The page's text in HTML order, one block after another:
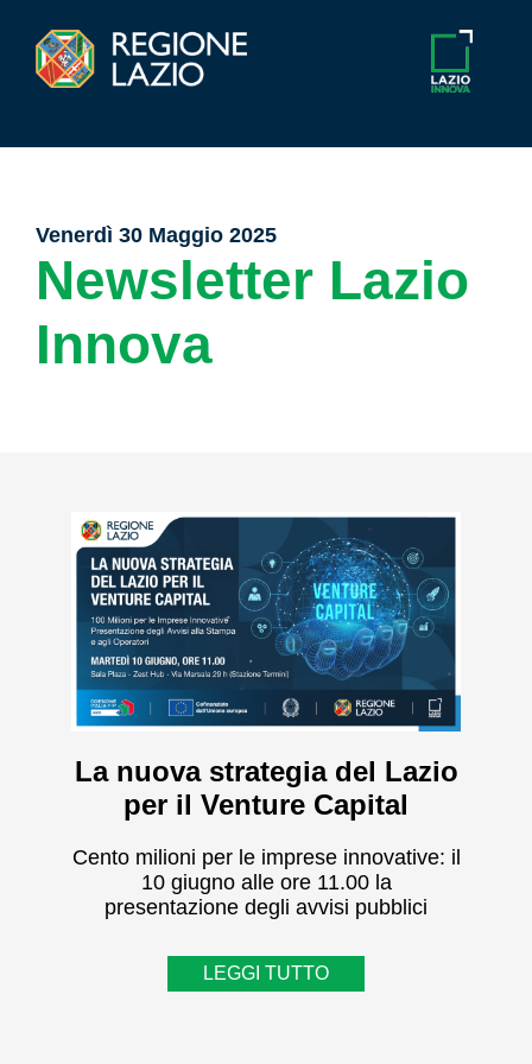
Venerdì 30 Maggio 2025
Newsletter Lazio
Innova
La nuova strategia del Lazio
per il Venture Capital
Cento milioni per le imprese innovative: il
10 giugno alle ore 11.00 la
presentazione degli avvisi pubblici
LEGGI TUTTO